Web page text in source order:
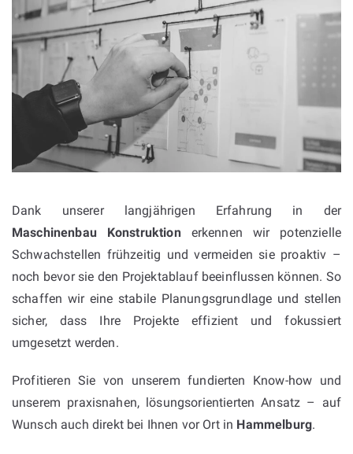
Dank unserer langjährigen Erfahrung in der
Maschinenbau Konstruktionerkennen wir potenzielle
Schwachstellen frühzeitig und vermeiden sie proaktiv –
noch bevor sie den Projektablauf beeinflussen können. So
schaffen wir eine stabile Planungsgrundlage und stellen
sicher, dass Ihre Projekte effizient und fokussiert
umgesetzt werden.
Profitieren Sie von unserem fundierten Know-how und
unserem praxisnahen, lösungsorientierten Ansatz – auf
Wunsch auch direkt bei Ihnen vor Ort in Hammelburg.